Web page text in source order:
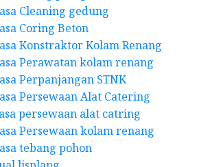
Cleaning gedung
Coring Beton
Konstraktor Kolam Renang
Perawatan kolam renang
Perpanjangan STNK
Persewaan Alat Catering
persewaan alat catring
Persewaan kolam renang
tebang pohon